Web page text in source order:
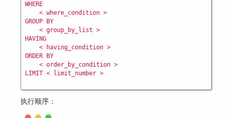
WHERE
    < where_condition >
GROUP BY
    < group_by_list >
HAVING
    < having_condition >
ORDER BY
    < order_by_condition >
LIMIT < limit_number >
执行顺序：